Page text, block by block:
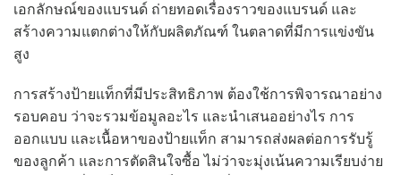
เอกลักษณ์ของแบรนด์ ถ่ายทอดเรื่องราวของแบรนด์ และ
สร้างความแตกต่างให้กับผลิตภัณฑ์ ในตลาดที่มีการแข่งขัน
สูง
การสร้างป้ายแท็กที่มีประสิทธิภาพ ต้องใช้การพิจารณาอย่าง
รอบคอบ ว่าจะรวมข้อมูลอะไร และนำเสนออย่างไร การ
ออกแบบ และเนื้อหาของป้ายแท็ก สามารถส่งผลต่อการรับรู้
ของลูกค้า และการตัดสินใจซื้อ ไม่ว่าจะมุ่งเน้นความเรียบง่าย